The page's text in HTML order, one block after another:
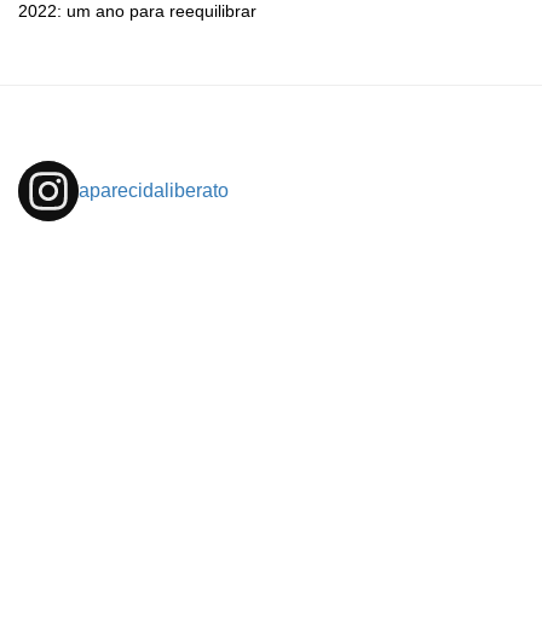
2022: um ano para reequilibrar
aparecidaliberato